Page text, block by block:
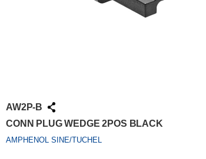
AW2P-B
CONN PLUG WEDGE 2POS BLACK
AMPHENOL SINE/TUCHEL